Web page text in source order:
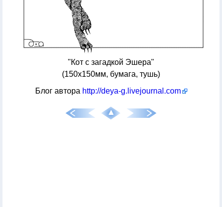
"Кот с загадкой Эшера"
(150x150мм, бумага, тушь)
Блог автора http://deya-g.livejournal.com